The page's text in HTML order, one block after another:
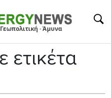
· Άμυνα